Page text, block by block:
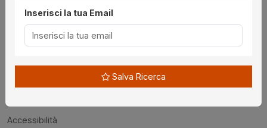
Utilità
Chi siamo
Disclaimer
Accessibilità
Inserisci la tua Email
Salva Ricerca